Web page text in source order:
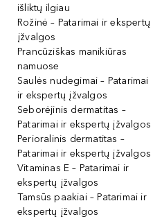
išliktų ilgiau
Rožinė – Patarimai ir ekspertų
įžvalgos
Prancūziškas manikiūras
namuose
Saulės nudegimai – Patarimai
ir ekspertų įžvalgos
Seborėjinis dermatitas –
Patarimai ir ekspertų įžvalgos
Perioralinis dermatitas –
Patarimai ir ekspertų įžvalgos
Vitaminas E – Patarimai ir
ekspertų įžvalgos
Tamsūs paakiai – Patarimai ir
ekspertų įžvalgos